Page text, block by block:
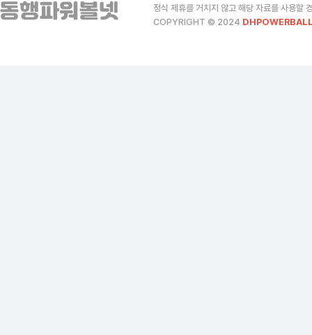
정식 제휴를 거치지 않고 해당 자료를 사용할
COPYRIGHT © 2024